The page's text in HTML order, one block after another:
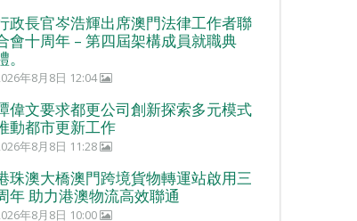
政長官岑浩輝出席澳門法律工作者聯
會十周年 – 第四屆架構成員就職典
。
年8月8日 12:04
偉文要求都更公司創新探索多元模式
動都市更新工作
年8月8日 11:28
珠澳大橋澳門跨境貨物轉運站啟用三
年 助力港澳物流高效聯通
年8月8日 10:00